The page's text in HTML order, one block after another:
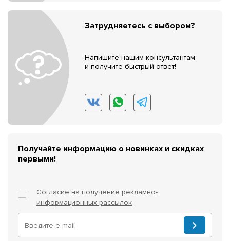
Затрудняетесь с выбором?
Напишите нашим консультантам
и получите быстрый ответ!
Получайте информацию о новинках и скидках
первыми!
Согласие на получение рекламно-
информационных рассылок